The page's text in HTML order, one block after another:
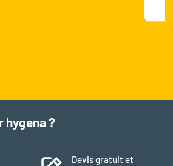
hygena ?
Devis gratuit et